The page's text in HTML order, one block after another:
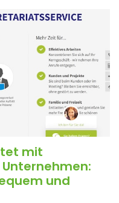
mit
und